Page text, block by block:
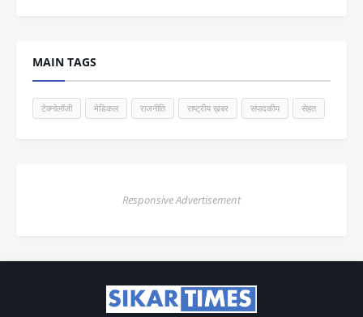
MAIN TAGS
टेक्नोलॉजी मेडिकल राजनीति राष्ट्रीय ख़बर संपादकीय सेहत
Responsive Advertisement